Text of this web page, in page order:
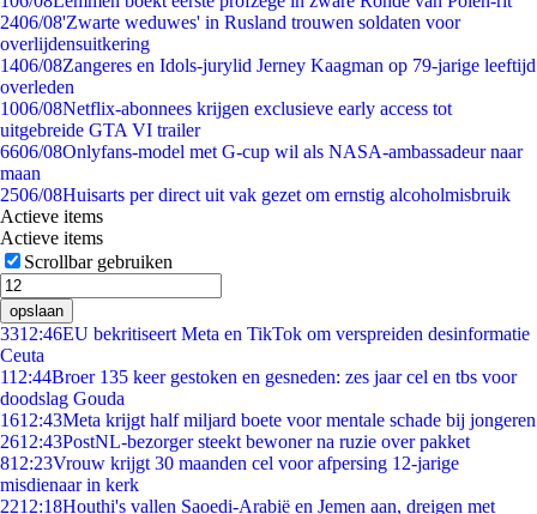
2406/08'Zwarte weduwes' in Rusland trouwen soldaten voor
overlijdensuitkering
1406/08Zangeres en Idols-jurylid Jerney Kaagman op 79-jarige leeftijd
overleden
1006/08Netflix-abonnees krijgen exclusieve early access tot
uitgebreide GTA VI trailer
6606/08Onlyfans-model met G-cup wil als NASA-ambassadeur naar
maan
2506/08Huisarts per direct uit vak gezet om ernstig alcoholmisbruik
Actieve items
Actieve items
Scrollbar gebruiken
opslaan
3312:46EU bekritiseert Meta en TikTok om verspreiden desinformatie
Ceuta
112:44Broer 135 keer gestoken en gesneden: zes jaar cel en tbs voor
doodslag Gouda
1612:43Meta krijgt half miljard boete voor mentale schade bij jongeren
2612:43PostNL-bezorger steekt bewoner na ruzie over pakket
812:23Vrouw krijgt 30 maanden cel voor afpersing 12-jarige
misdienaar in kerk
2212:18Houthi's vallen Saoedi-Arabië en Jemen aan, dreigen met